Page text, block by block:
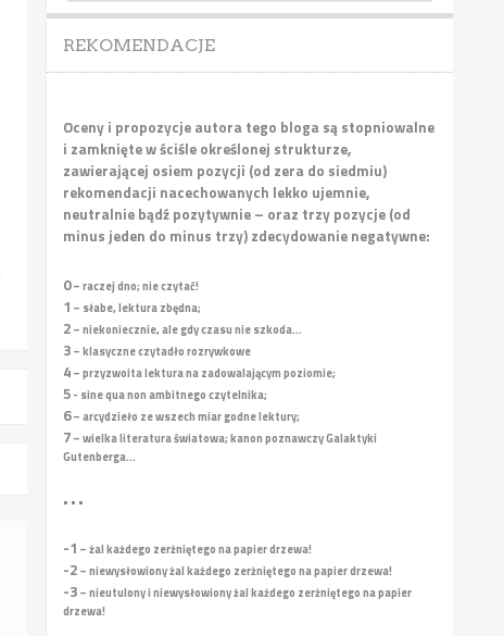
REKOMENDACJE
Oceny i propozycje autora tego bloga są stopniowalne
i zamknięte w ściśle określonej strukturze,
zawierającej osiem pozycji (od zera do siedmiu)
rekomendacji nacechowanych lekko ujemnie,
neutralnie bądź pozytywnie – oraz trzy pozycje (od
minus jeden do minus trzy) zdecydowanie negatywne:
0– raczej dno; nie czytać!
1 – słabe, lektura zbędna;
2– niekoniecznie, ale gdy czasu nie szkoda...
3– klasyczne czytadło rozrywkowe
4– przyzwoita lektura na zadowalającym poziomie;
5- sine qua non ambitnego czytelnika;
6– arcydzieło ze wszech miar godne lektury;
7– wielka literatura światowa; kanon poznawczy Galaktyki
Gutenberga...
• • •
-1 – żal każdego zerżniętego na papier drzewa!
-2– niewysłowiony żal każdego zerżniętego na papier drzewa!
-3– nieutulony i niewysłowiony żal każdego zerżniętego na papier
drzewa!